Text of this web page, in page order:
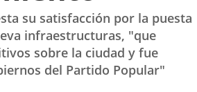
su satisfacción por la puesta
infraestructuras, "que
sobre la ciudad y fue
del Partido Popular"